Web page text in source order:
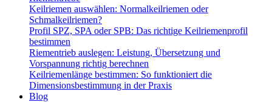
Keilriemen auswählen: Normalkeilriemen oder
Schmalkeilriemen?
Profil SPZ, SPA oder SPB: Das richtige Keilriemenprofil
bestimmen
Riementrieb auslegen: Leistung, Übersetzung und
Vorspannung richtig berechnen
Keilriemenlänge bestimmen: So funktioniert die
Dimensionsbestimmung in der Praxis
Blog